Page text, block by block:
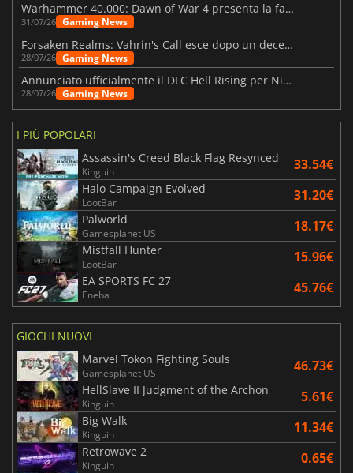
Warhammer 40.000: Dawn of War 4 presenta la fazione dei Necron
31/07/26 Gaming News
Forsaken Realms: Vahrin's Call esce dopo un decennio di sviluppo
28/07/26 Gaming News
Annunciato ufficialmente il DLC Hell Rising per Nioh 3
28/07/26 Gaming News
I PIÙ POPOLARI
Assassin's Creed Black Flag Resynced
Kinguin 33.54€
Halo Campaign Evolved
LootBar 31.20€
Palworld
Gamesplanet US 18.17€
Mistfall Hunter
LootBar 15.96€
EA SPORTS FC 27
Eneba 45.76€
GIOCHI NUOVI
Marvel Tokon Fighting Souls
Gamesplanet US 46.73€
HellSlave II Judgment of the Archon
Kinguin 5.61€
Big Walk
Kinguin 11.34€
Retrowave 2
Kinguin 0.65€